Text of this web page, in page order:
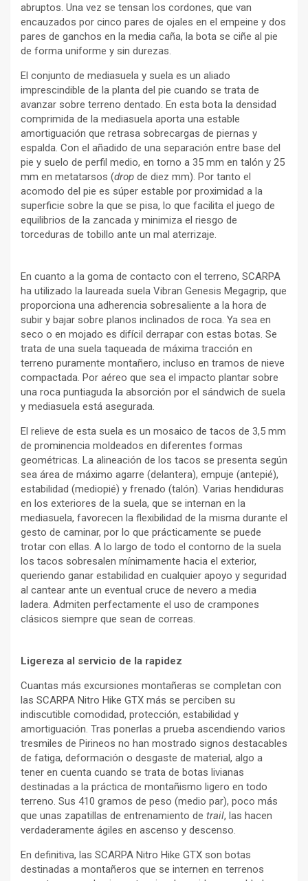
abruptos. Una vez se tensan los cordones, que van
encauzados por cinco pares de ojales en el empeine y dos
pares de ganchos en la media caña, la bota se ciñe al pie
de forma uniforme y sin durezas.
El conjunto de mediasuela y suela es un aliado
imprescindible de la planta del pie cuando se trata de
avanzar sobre terreno dentado. En esta bota la densidad
comprimida de la mediasuela aporta una estable
amortiguación que retrasa sobrecargas de piernas y
espalda. Con el añadido de una separación entre base del
pie y suelo de perfil medio, en torno a 35 mm en talón y 25
mm en metatarsos (drop de diez mm). Por tanto el
acomodo del pie es súper estable por proximidad a la
superficie sobre la que se pisa, lo que facilita el juego de
equilibrios de la zancada y minimiza el riesgo de
torceduras de tobillo ante un mal aterrizaje.
En cuanto a la goma de contacto con el terreno, SCARPA
ha utilizado la laureada suela Vibran Genesis Megagrip, que
proporciona una adherencia sobresaliente a la hora de
subir y bajar sobre planos inclinados de roca. Ya sea en
seco o en mojado es difícil derrapar con estas botas. Se
trata de una suela taqueada de máxima tracción en
terreno puramente montañero, incluso en tramos de nieve
compactada. Por aéreo que sea el impacto plantar sobre
una roca puntiaguda la absorción por el sándwich de suela
y mediasuela está asegurada.
El relieve de esta suela es un mosaico de tacos de 3,5 mm
de prominencia moldeados en diferentes formas
geométricas. La alineación de los tacos se presenta según
sea área de máximo agarre (delantera), empuje (antepié),
estabilidad (mediopié) y frenado (talón). Varias hendiduras
en los exteriores de la suela, que se internan en la
mediasuela, favorecen la flexibilidad de la misma durante el
gesto de caminar, por lo que prácticamente se puede
trotar con ellas. A lo largo de todo el contorno de la suela
los tacos sobresalen mínimamente hacia el exterior,
queriendo ganar estabilidad en cualquier apoyo y seguridad
al cantear ante un eventual cruce de nevero a media
ladera. Admiten perfectamente el uso de crampones
clásicos siempre que sean de correas.
Ligereza al servicio de la rapidez
Cuantas más excursiones montañeras se completan con
las SCARPA Nitro Hike GTX más se perciben su
indiscutible comodidad, protección, estabilidad y
amortiguación. Tras ponerlas a prueba ascendiendo varios
tresmiles de Pirineos no han mostrado signos destacables
de fatiga, deformación o desgaste de material, algo a
tener en cuenta cuando se trata de botas livianas
destinadas a la práctica de montañismo ligero en todo
terreno. Sus 410 gramos de peso (medio par), poco más
que unas zapatillas de entrenamiento de trail, las hacen
verdaderamente ágiles en ascenso y descenso.
En definitiva, las SCARPA Nitro Hike GTX son botas
destinadas a montañeros que se internen en terrenos